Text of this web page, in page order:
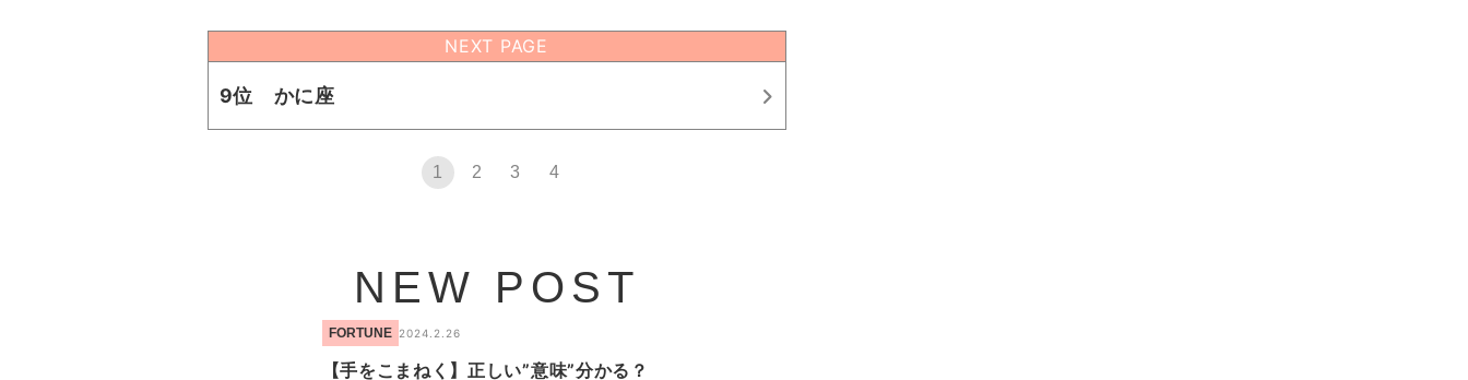
NEXT PAGE
9位 かに座
1 2 3 4
NEW POST
FORTUNE 2024.2.26
【手をこまねく】正しい”意味”分かる？